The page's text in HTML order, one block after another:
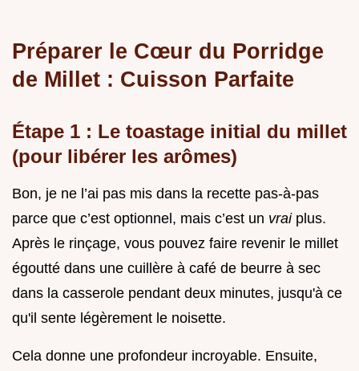
Préparer le Cœur du Porridge
de Millet : Cuisson Parfaite
Étape 1 : Le toastage initial du millet
(pour libérer les arômes)
Bon, je ne l’ai pas mis dans la recette pas-à-pas
parce que c’est optionnel, mais c’est un vrai plus.
Après le rinçage, vous pouvez faire revenir le millet
égoutté dans une cuillère à café de beurre à sec
dans la casserole pendant deux minutes, jusqu'à ce
qu'il sente légèrement le noisette.
Cela donne une profondeur incroyable. Ensuite,